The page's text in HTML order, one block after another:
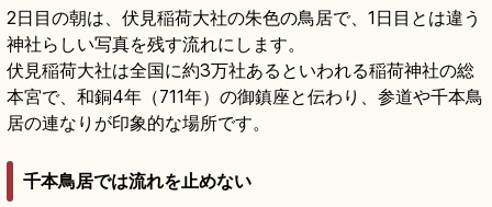
2日目の朝は、伏見稲荷大社の朱色の鳥居で、1日目とは違う
神社らしい写真を残す流れにします。
伏見稲荷大社は全国に約3万社あるといわれる稲荷神社の総
本宮で、和銅4年（711年）の御鎮座と伝わり、参道や千本鳥
居の連なりが印象的な場所です。
千本鳥居では流れを止めない